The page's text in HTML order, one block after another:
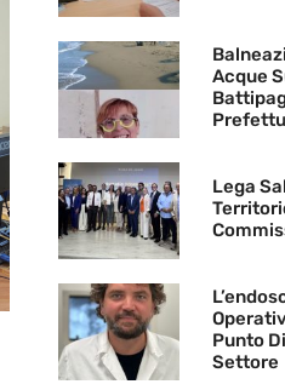
Acque
Lega
Punto
Settore